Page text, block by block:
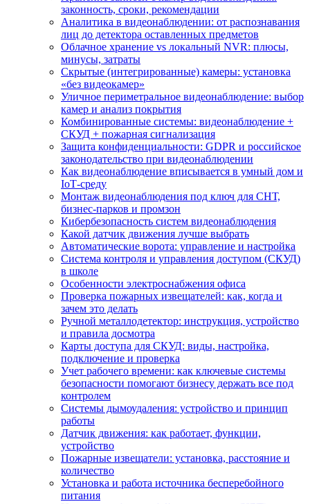
законность, сроки, рекомендации
Аналитика в видеонаблюдении: от распознавания
лиц до детектора оставленных предметов
Облачное хранение vs локальный NVR: плюсы,
минусы, затраты
Скрытые (интегрированные) камеры: установка
«без видеокамер»
Уличное периметральное видеонаблюдение: выбор
камер и анализ покрытия
Комбинированные системы: видеонаблюдение +
СКУД + пожарная сигнализация
Защита конфиденциальности: GDPR и российское
законодательство при видеонаблюдении
Как видеонаблюдение вписывается в умный дом и
IoT‑среду
Монтаж видеонаблюдения под ключ для СНТ,
бизнес‑парков и промзон
Кибербезопасность систем видеонаблюдения
Какой датчик движения лучше выбрать
Автоматические ворота: управление и настройка
Система контроля и управления доступом (СКУД)
в школе
Особенности электроснабжения офиса
Проверка пожарных извещателей: как, когда и
зачем это делать
Ручной металлодетектор: инструкция, устройство
и правила досмотра
Карты доступа для СКУД: виды, настройка,
подключение и проверка
Учет рабочего времени: как ключевые системы
безопасности помогают бизнесу держать все под
контролем
Системы дымоудаления: устройство и принцип
работы
Датчик движения: как работает, функции,
устройство
Пожарные извещатели: установка, расстояние и
количество
Установка и работа источника бесперебойного
питания